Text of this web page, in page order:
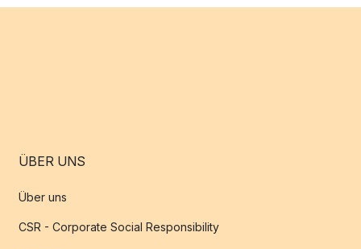
ÜBER UNS
Über uns
CSR - Corporate Social Responsibility